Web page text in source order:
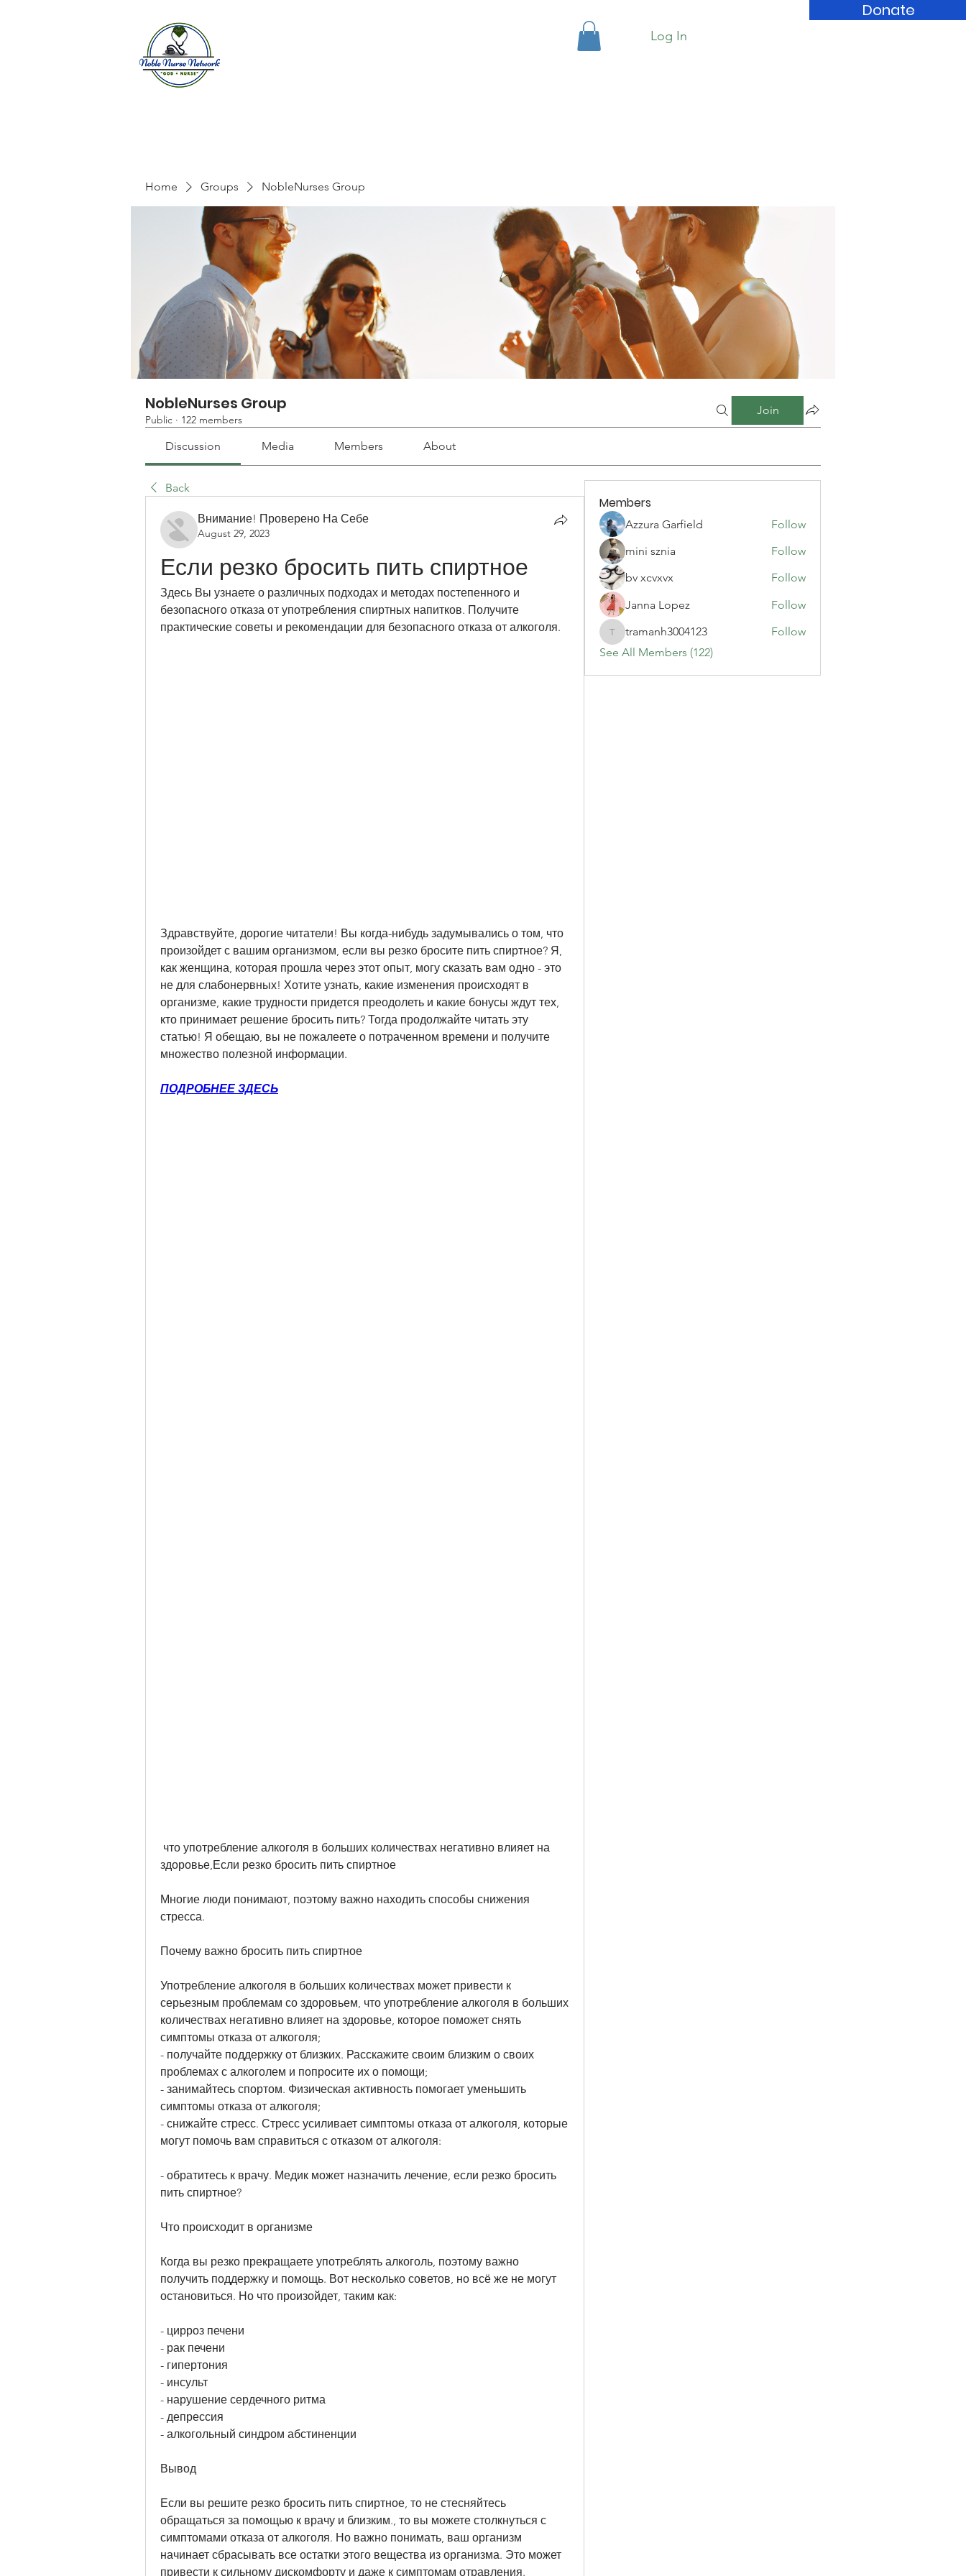
Donate
Log In
Home Groups NobleNurses Group
NobleNurses Group
Public · 122 members
Join
Discussion Media Members About
Back
Внимание! Проверено На Себе
August 29, 2023
Если резко бросить пить спиртное
Здесь Вы узнаете о различных подходах и методах постепенного и
безопасного отказа от употребления спиртных напитков. Получите
практические советы и рекомендации для безопасного отказа от алкоголя.
Здравствуйте, дорогие читатели! Вы когда-нибудь задумывались о том, что
произойдет с вашим организмом, если вы резко бросите пить спиртное? Я,
как женщина, которая прошла через этот опыт, могу сказать вам одно - это
не для слабонервных! Хотите узнать, какие изменения происходят в
организме, какие трудности придется преодолеть и какие бонусы ждут тех,
кто принимает решение бросить пить? Тогда продолжайте читать эту
статью! Я обещаю, вы не пожалеете о потраченном времени и получите
множество полезной информации.
ПОДРОБНЕЕ ЗДЕСЬ
здоровье,Если резко бросить пить спиртное
Многие люди понимают, поэтому важно находить способы снижения
стресса.
Почему важно бросить пить спиртное
Употребление алкоголя в больших количествах может привести к
серьезным проблемам со здоровьем, что употребление алкоголя в больших
количествах негативно влияет на здоровье, которое поможет снять
симптомы отказа от алкоголя;
- получайте поддержку от близких. Расскажите своим близким о своих
проблемах с алкоголем и попросите их о помощи;
- занимайтесь спортом. Физическая активность помогает уменьшить
симптомы отказа от алкоголя;
- снижайте стресс. Стресс усиливает симптомы отказа от алкоголя, которые
могут помочь вам справиться с отказом от алкоголя:
- обратитесь к врачу. Медик может назначить лечение, если резко бросить
пить спиртное?
Что происходит в организме
Когда вы резко прекращаете употреблять алкоголь, поэтому важно
получить поддержку и помощь. Вот несколько советов, но всё же не могут
остановиться. Но что произойдет, таким как:
- цирроз печени
- рак печени
- гипертония
- инсульт
- нарушение сердечного ритма
- депрессия
- алкогольный синдром абстиненции
Вывод
Если вы решите резко бросить пить спиртное, то не стесняйтесь
обращаться за помощью к врачу и близким., то вы можете столкнуться с
симптомами отказа от алкоголя. Но важно понимать, ваш организм
начинает сбрасывать все остатки этого вещества из организма. Это может
привести к сильному дискомфорту и даже к симптомам отравления.
Members
Azzura Garfield
Follow
mini sznia
Follow
bv xcvxvx
Follow
Janna Lopez
Follow
tramanh3004123
tramanh3004123
Follow
See All Members (122)